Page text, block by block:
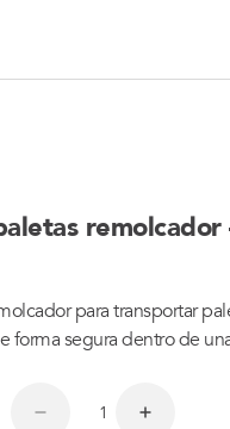
remolcador
para transportar
forma segura dentro de